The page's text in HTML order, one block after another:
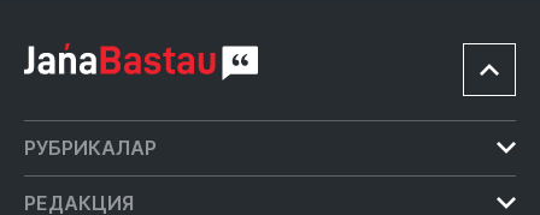
РУБРИКАЛАР
РЕДАКЦИЯ